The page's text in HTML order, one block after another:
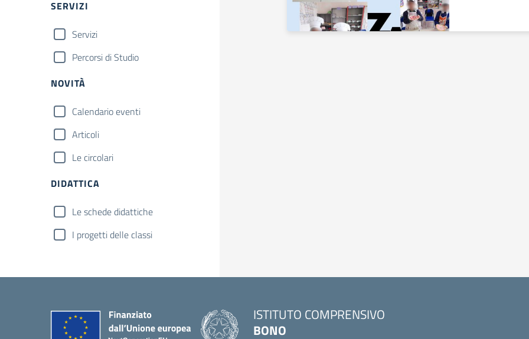
SERVIZI
Servizi
Percorsi di Studio
NOVITÀ
Calendario eventi
Articoli
Le circolari
DIDATTICA
Le schede didattiche
I progetti delle classi
ISTITUTO COMPRENSIVO
BONO